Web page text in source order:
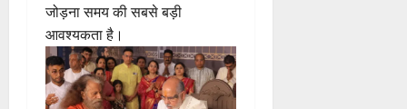
जोड़ना समय की सबसे बड़ी
आवश्यकता है।